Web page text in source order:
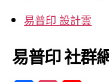
易普印 設計雲
易普印 社群